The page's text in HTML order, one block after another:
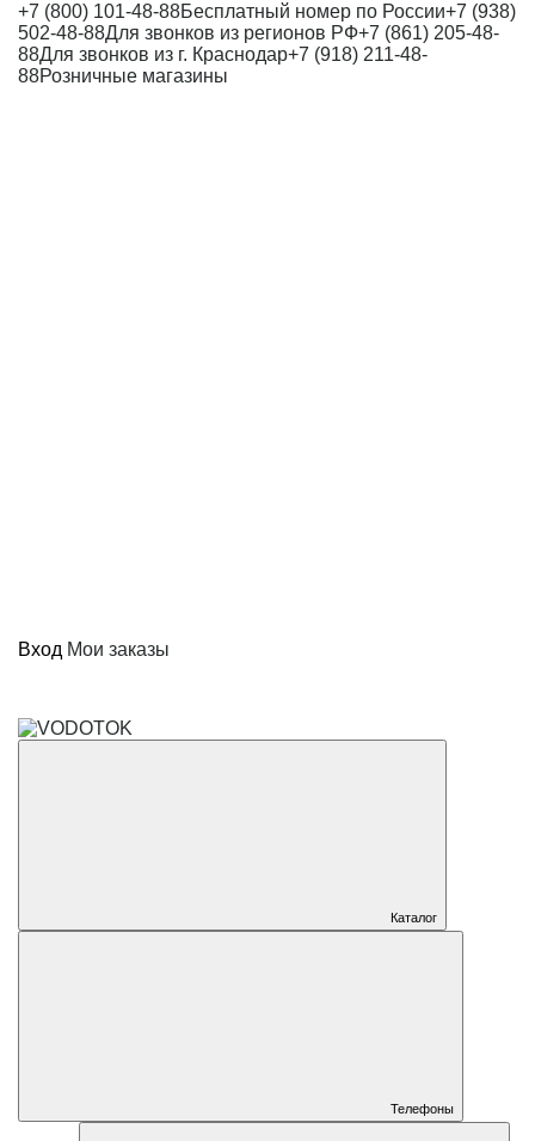
+7 (800) 101-48-88Бесплатный номер по России+7 (938)
502-48-88Для звонков из регионов РФ+7 (861) 205-48-
88Для звонков из г. Краснодар+7 (918) 211-48-
88Розничные магазины
Вход Мои заказы
Каталог
Телефоны